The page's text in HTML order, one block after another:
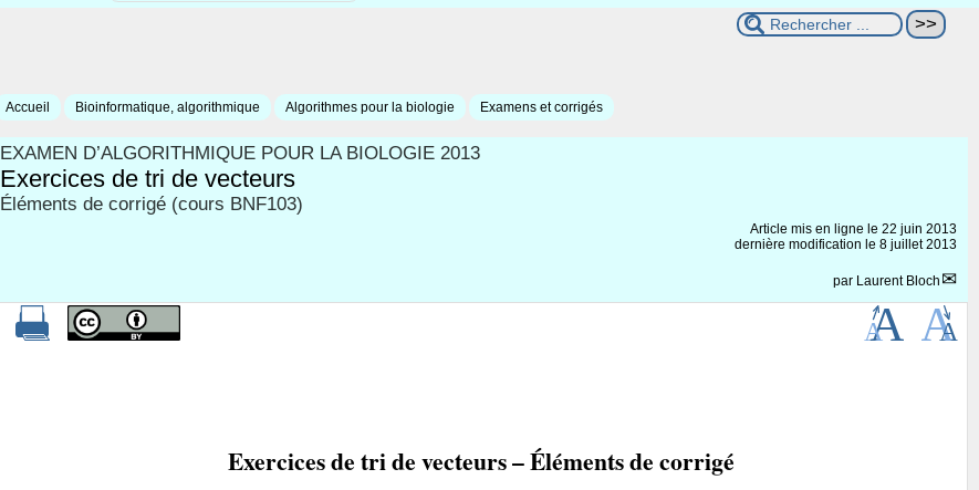
Accueil Bioinformatique, algorithmique Algorithmes pour la biologie Examens et corrigés
EXAMEN D’ALGORITHMIQUE POUR LA BIOLOGIE 2013
Exercices de tri de vecteurs
Éléments de corrigé (cours BNF103)
Article mis en ligne le 22 juin 2013
dernière modification le 8 juillet 2013
par Laurent Bloch
Exercices de tri de vecteurs – Éléments de corrigé